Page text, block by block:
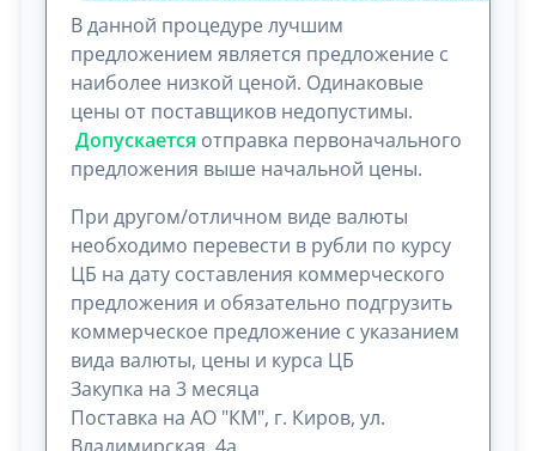
В данной процедуре лучшим
предложением является предложение с
наиболее низкой ценой. Одинаковые
цены от поставщиков недопустимы.
Допускается отправка первоначального
предложения выше начальной цены.
При другом/отличном виде валюты
необходимо перевести в рубли по курсу
ЦБ на дату составления коммерческого
предложения и обязательно подгрузить
коммерческое предложение с указанием
вида валюты, цены и курса ЦБ
Закупка на 3 месяца
Поставка на АО "КМ", г. Киров, ул.